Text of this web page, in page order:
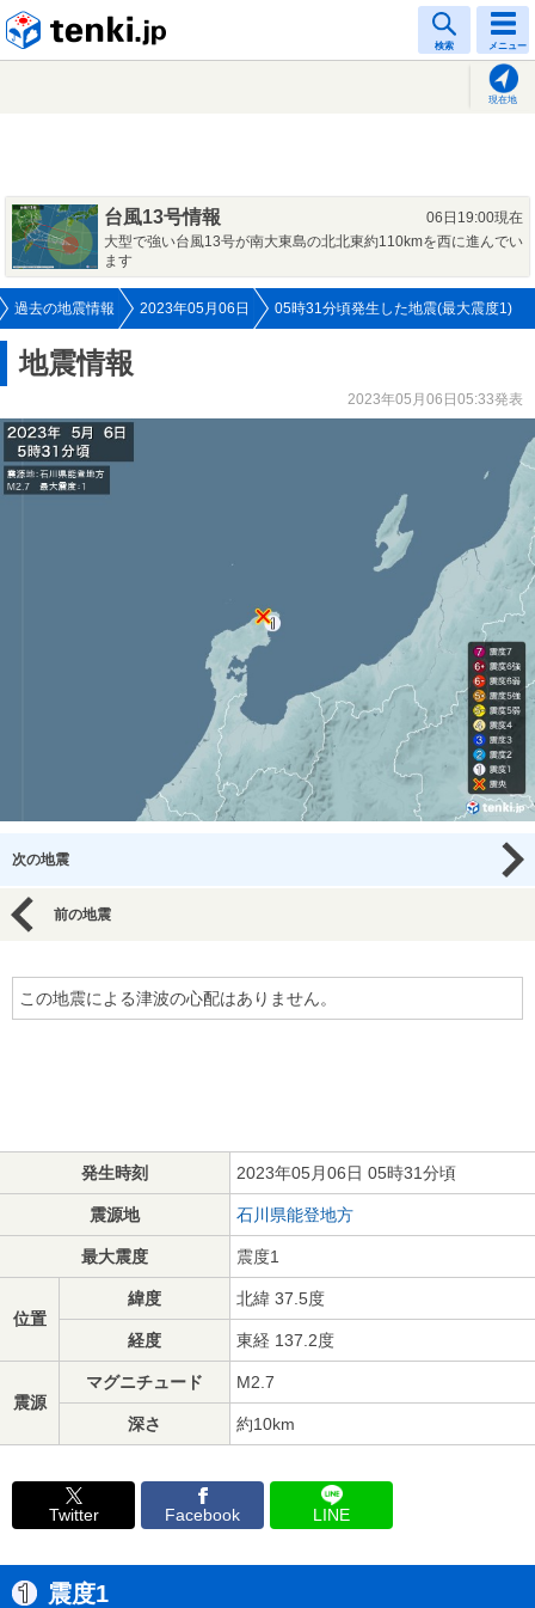
検索 メニュー
現在地
台風13号情報
06日19:00現在
大型で強い台風13号が南大東島の北北東約110kmを西に進んでい
ます
過去の地震情報 2023年05月06日 05時31分頃発生した地震(最大震度1)
地震情報
2023年05月06日05:33発表
次の地震
前の地震
この地震による津波の心配はありません。
発生時刻 2023年05月06日 05時31分頃
震源地 石川県能登地方
最大震度 震度1
位置
緯度 北緯 37.5度
経度 東経 137.2度
震源
マグニチュード M2.7
深さ 約10km
Twitter Facebook LINE
震度1